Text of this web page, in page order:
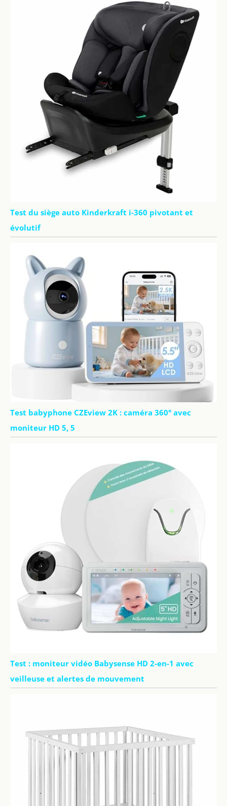
Test du siège auto Kinderkraft i-360 pivotant et
évolutif
Test babyphone CZEview 2K : caméra 360° avec
moniteur HD 5, 5
Test : moniteur vidéo Babysense HD 2-en-1 avec
veilleuse et alertes de mouvement